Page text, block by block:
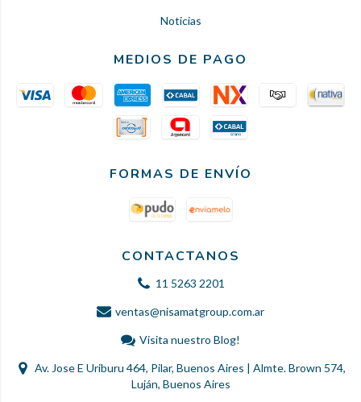
Noticias
MEDIOS DE PAGO
FORMAS DE ENVÍO
CONTACTANOS
11 5263 2201
ventas@nisamatgroup.com.ar
Visita nuestro Blog!
Av. Jose E Uriburu 464, Pilar, Buenos Aires | Almte. Brown 574,
Luján, Buenos Aires